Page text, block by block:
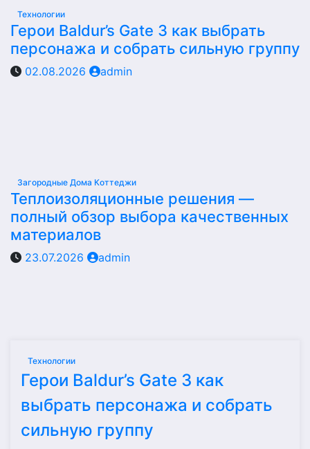
Технологии
Герои Baldur’s Gate 3 как выбрать
персонажа и собрать сильную группу
02.08.2026 admin
Загородные Дома Коттеджи
Теплоизоляционные решения —
полный обзор выбора качественных
материалов
23.07.2026 admin
Технологии
Герои Baldur’s Gate 3 как
выбрать персонажа и собрать
сильную группу